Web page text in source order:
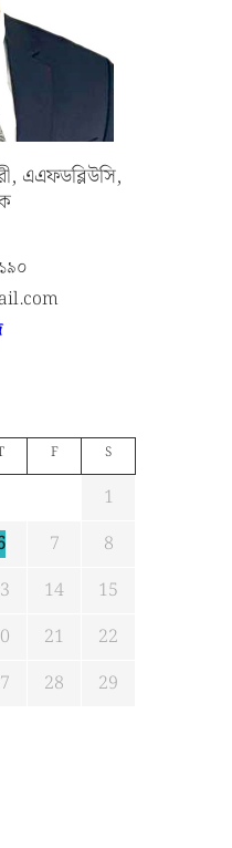
এএফডব্লিউসি,
F S
1
7
8
14
15
21
22
28
29